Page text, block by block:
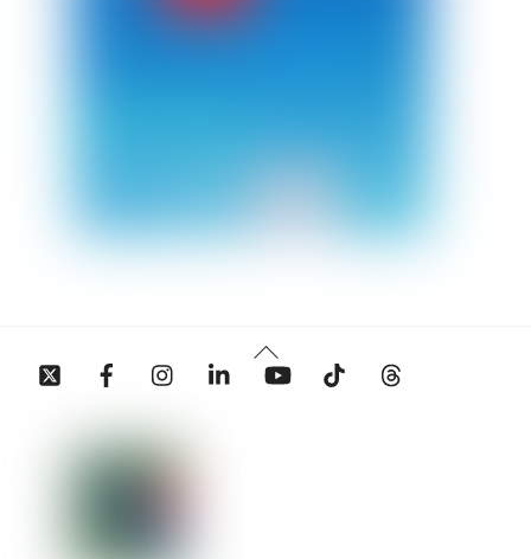
Back
To
Twitter Facebook InstagramLinkedin YouTube Tiktok